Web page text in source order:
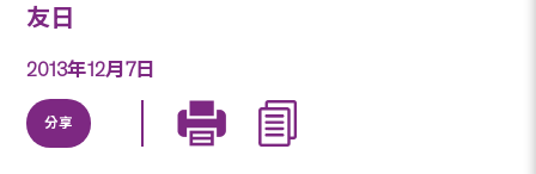
友日
2013年12月7日
分享